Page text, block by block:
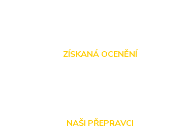
ZÍSKANÁ OCENĚNÍ
NAŠI PŘEPRAVCI